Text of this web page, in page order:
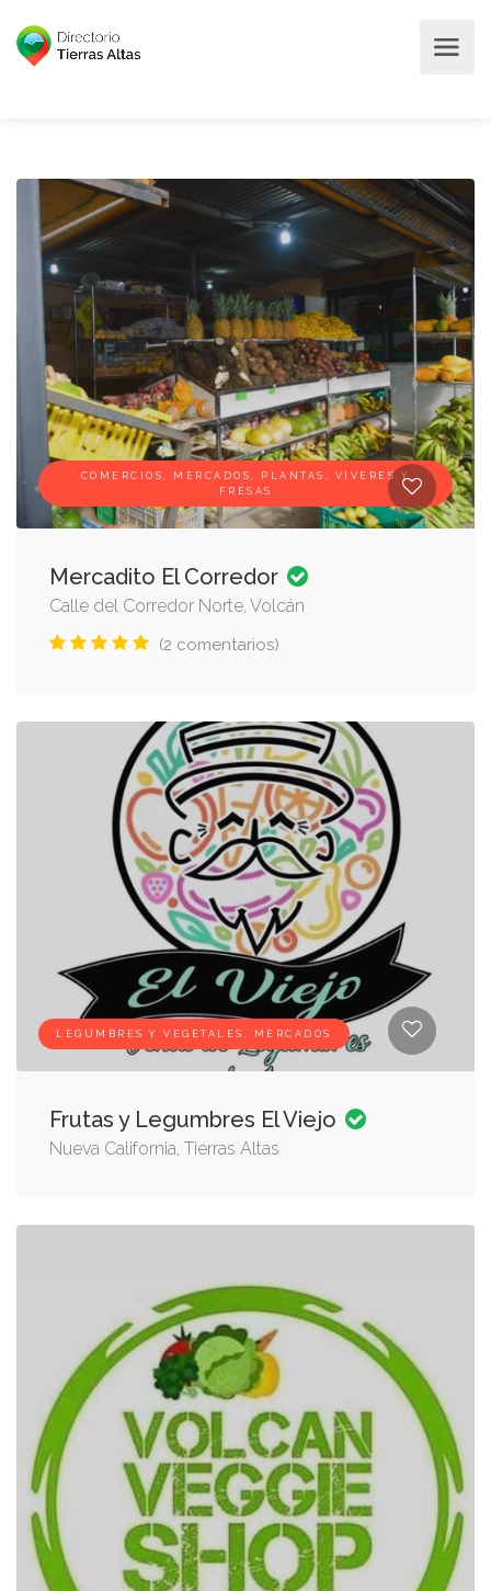
COMERCIOS, MERCADOS, PLANTAS, VÍVERES Y
FRESAS
Mercadito El Corredor
Calle del Corredor Norte, Volcán
(2 comentarios)
LEGUMBRES Y VEGETALES, MERCADOS
Frutas y Legumbres El Viejo
Nueva California, Tierras Altas